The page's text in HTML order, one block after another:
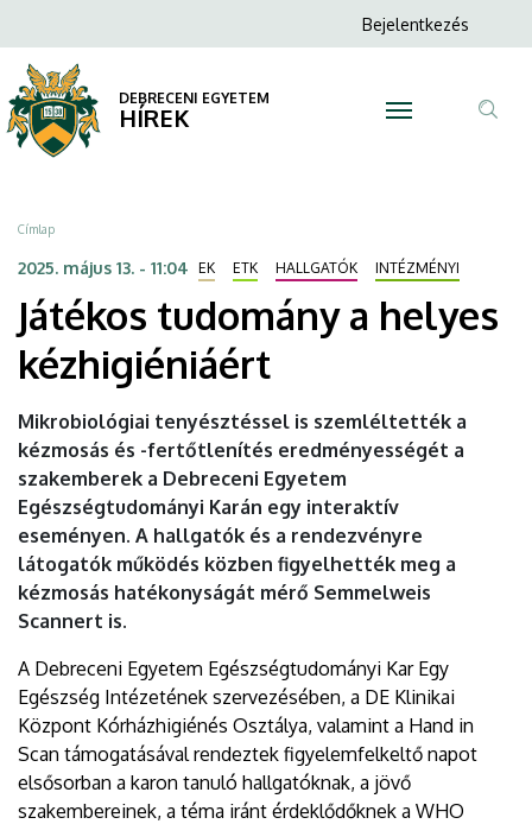
tudomány
a
helyes
kézhigiéniáért
DEBRECENI
EGYETEM
a
tartalomra
Anonim
menüje
Bejelentkezés
DEBRECENI EGYETEM
HÍREK
Morzsa
Címlap
2025. május 13. - 11:04 EK ETK HALLGATÓK INTÉZMÉNYI
Játékos tudomány a helyes
kézhigiéniáért
Mikrobiológiai tenyésztéssel is szemléltették a
kézmosás és -fertőtlenítés eredményességét a
szakemberek a Debreceni Egyetem
Egészségtudományi Karán egy interaktív
eseményen. A hallgatók és a rendezvényre
látogatók működés közben figyelhették meg a
kézmosás hatékonyságát mérő Semmelweis
Scannert is.
A Debreceni Egyetem Egészségtudományi Kar Egy
Egészség Intézetének szervezésében, a DE Klinikai
Központ Kórházhigiénés Osztálya, valamint a Hand in
Scan támogatásával rendeztek figyelemfelkeltő napot
elsősorban a karon tanuló hallgatóknak, a jövő
szakembereinek, a téma iránt érdeklődőknek a WHO